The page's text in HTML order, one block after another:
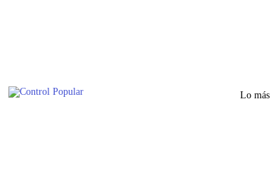
Lo más